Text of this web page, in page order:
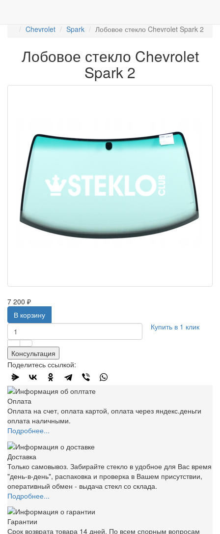
Chevrolet
Spark Лобовое стекло Chevrolet Spark 2
Лобовое стекло Chevrolet
Spark 2
7 200 ₽
В корзину
Купить в 1 клик
Консультация
Поделитесь ссылкой:
Оплата
Оплата на счет, оплата картой, оплата через яндекс.деньги
оплата наличными.
Подробнее...
Доставка
Только самовывоз. Забирайте стекло в удобное для Вас время
"день-в-день", распаковка и проверка в Вашем присутствии,
оперативный обмен - выдача стекл со склада.
Подробнее...
Гарантии
Срок возврата товара 14 дней. По всем спорным вопросам